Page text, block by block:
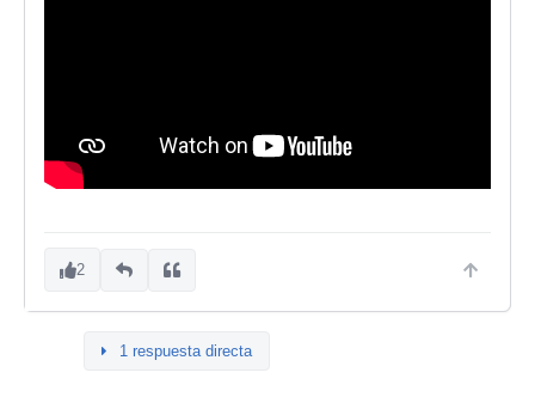
2
1 respuesta directa